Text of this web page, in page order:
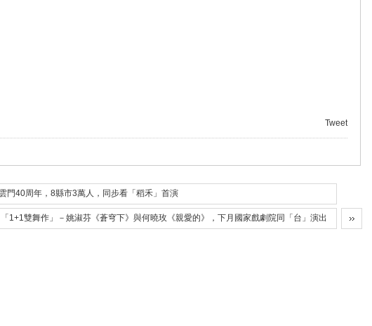
Tweet
雲門40周年，8縣市3萬人，同步看「稻禾」首演
「1+1雙舞作」－姚淑芬《蒼穹下》與何曉玫《親愛的》，下月國家戲劇院同「台」演出